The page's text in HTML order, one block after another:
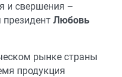
и свершения –
президент Любовь
рынке страны
продукция